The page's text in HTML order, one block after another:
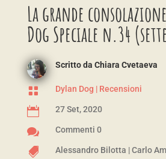
La grande
Dog Speciale n.34
Scritto da Chiara Cvetaeva
 Dylan Dog | Recensioni
 27 Set, 2020
 Commenti 0
 Alessandro Bilotta |Carlo